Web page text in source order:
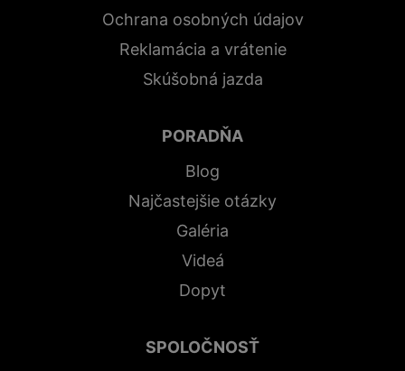
Ochrana osobných údajov
Reklamácia a vrátenie
Skúšobná jazda
PORADŇA
Blog
Najčastejšie otázky
Galéria
Videá
Dopyt
SPOLOČNOSŤ